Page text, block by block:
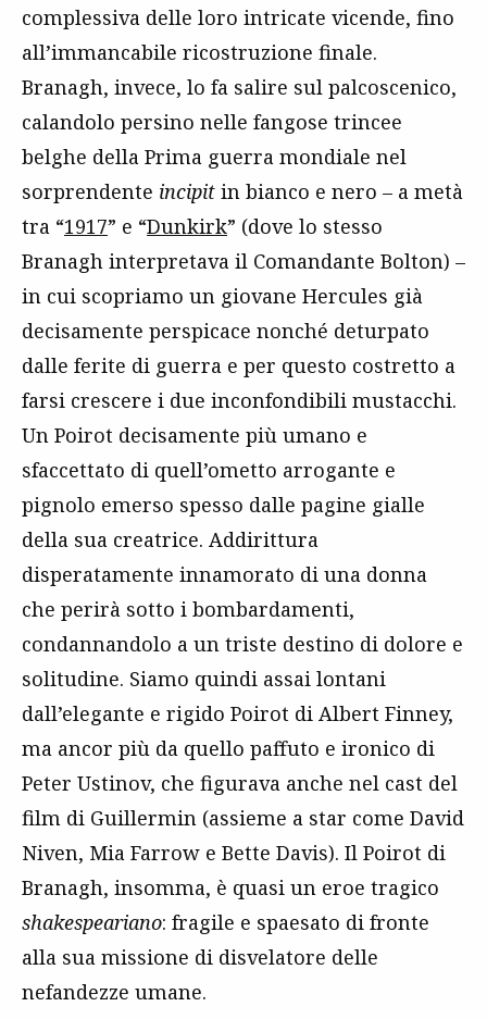
complessiva delle loro intricate vicende, fino
all’immancabile ricostruzione finale.
Branagh, invece, lo fa salire sul palcoscenico,
calandolo persino nelle fangose trincee
belghe della Prima guerra mondiale nel
sorprendente incipit in bianco e nero – a metà
tra “1917” e “Dunkirk” (dove lo stesso
Branagh interpretava il Comandante Bolton) –
in cui scopriamo un giovane Hercules già
decisamente perspicace nonché deturpato
dalle ferite di guerra e per questo costretto a
farsi crescere i due inconfondibili mustacchi.
Un Poirot decisamente più umano e
sfaccettato di quell’ometto arrogante e
pignolo emerso spesso dalle pagine gialle
della sua creatrice. Addirittura
disperatamente innamorato di una donna
che perirà sotto i bombardamenti,
condannandolo a un triste destino di dolore e
solitudine. Siamo quindi assai lontani
dall’elegante e rigido Poirot di Albert Finney,
ma ancor più da quello paffuto e ironico di
Peter Ustinov, che figurava anche nel cast del
film di Guillermin (assieme a star come David
Niven, Mia Farrow e Bette Davis). Il Poirot di
Branagh, insomma, è quasi un eroe tragico
shakespeariano: fragile e spaesato di fronte
alla sua missione di disvelatore delle
nefandezze umane.